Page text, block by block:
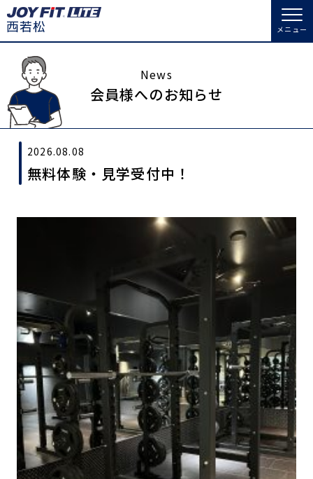
メニュー
店舗トップ
会員の方へトップ
会員様へのお知らせ
休会お手続き
店舗情報・サービス よくあるご質問
店舗へのお問い合わせ
入会のお手続きをする
料金・サービス等詳しく見る
入会を悩まれている方へトップ
キャンペーン 料金のご案内
アクセス 店舗情報・サービス
見学・体験 スタジオプログラム情報
入会方法 よくあるご質問
店舗へのお問い合わせ
JOYFIT総合トップ JOYFIT
JOYFIT24 JOYFIT YOGA
JOYFIT+ 店舗を探す
News
会員様へのお知らせ
2026.08.08
無料体験・見学受付中！